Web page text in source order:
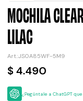
MOCHILA
LILAC
JS0A85WF-5M9
$ 4.490
¿Pegúntale a ChatGPT